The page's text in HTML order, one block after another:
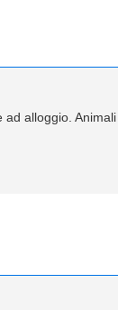
alloggio. Animali